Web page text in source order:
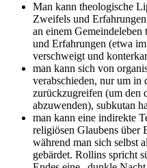
Man kann theologische
Zweifels und
an einem Gemeindeleben
und Erfahrungen (etwa
verschweigt und
man kann sich von
verabschieden, nur um in
zurückzugreifen (um den
abzuwenden), subkutan
man kann eine indirekte
religiösen Glaubens über
während man sich selbst
gebärdet. Rollins spricht